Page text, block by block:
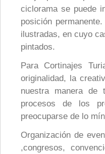
ciclorama se puede
posición
ilustradas, en cuyo
pintados.
Para Cortinajes
originalidad, la
nuestra manera de
procesos de los
preocuparse de lo
Organización de
,congresos,